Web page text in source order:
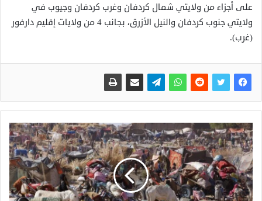
على أجزاء من ولايتي شمال كردفان وغرب كردفان وجيوب في
ولايتي جنوب كردفان والنيل الأزرق، بجانب 4 من ولايات إقليم دارفور
(غرب).